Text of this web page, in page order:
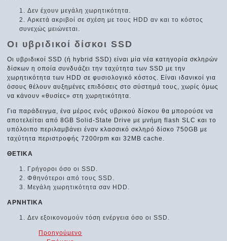
Δεν έχουν μεγάλη χωρητικότητα.
Αρκετά ακριβοί σε σχέση με τους HDD αν και το κόστος
συνεχώς μειώνεται.
Οι υβριδικοί δίσκοι SSD
Οι υβριδικοί SSD (ή hybrid SSD) είναι μία νέα κατηγορία σκληρών
δίσκων η οποία συνδυάζει την ταχύτητα των SSD με την
χωρητικότητα των HDD σε φυσιολογικό κόστος. Είναι ιδανικοί για
όσους θέλουν αυξημένες επιδόσεις στο σύστημά τους, χωρίς όμως
να κάνουν «θυσίες» στη χωρητικότητα.
Για παράδειγμα, ένα μέρος ενός υβρικού δίσκου θα μπορούσε να
αποτελείται από 8GB Solid-State Drive με μνήμη flash SLC και το
υπόλοιπο περιλαμβάνει έναν κλασσικό σκληρό δίσκο 750GB με
ταχύτητα περιστροφής 7200rpm και 32MB cache.
ΘΕΤΙΚΑ
Γρήγοροι όσο οι SSD.
Φθηνότεροι από τους SSD.
Μεγάλη χωρητικότητα σαν HDD.
ΑΡΝΗΤΙΚΑ
Δεν εξοικονομούν τόση ενέργεια όσο οι SSD.
Προηγούμενο